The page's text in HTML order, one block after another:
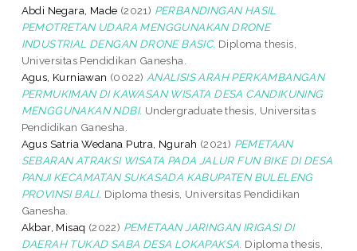
Abdi Negara, Made (2021) PERBANDINGAN HASIL
PEMOTRETAN UDARA MENGGUNAKAN DRONE
INDUSTRIAL DENGAN DRONE BASIC. Diploma thesis,
Universitas Pendidikan Ganesha.
Agus, Kurniawan (0022) ANALISIS ARAH PERKAMBANGAN
PERMUKIMAN DI KAWASAN WISATA DESA CANDIKUNING
MENGGUNAKAN NDBI. Undergraduate thesis, Universitas
Pendidikan Ganesha.
Agus Satria Wedana Putra, Ngurah (2021) PEMETAAN
SEBARAN ATRAKSI WISATA PADA JALUR FUN BIKE DI DESA
PANJI KECAMATAN SUKASADA KABUPATEN BULELENG
PROVINSI BALI. Diploma thesis, Universitas Pendidikan
Ganesha.
Akbar, Misaq (2022) PEMETAAN JARINGAN IRIGASI DI
DAERAH TUKAD SABA DESA LOKAPAKSA. Diploma thesis,